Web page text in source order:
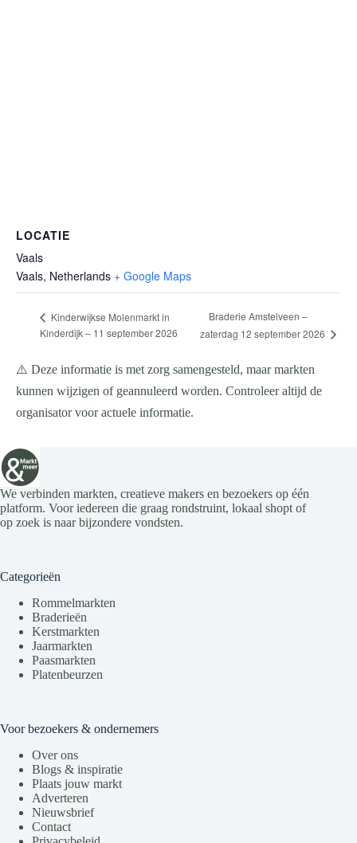
LOCATIE
Vaals
Vaals, Netherlands + Google Maps
Kinderwijkse Molenmarkt in
Kinderdijk – 11 september 2026
Braderie Amstelveen –
zaterdag 12 september 2026
⚠️ Deze informatie is met zorg samengesteld, maar markten
kunnen wijzigen of geannuleerd worden. Controleer altijd de
organisator voor actuele informatie.
We verbinden markten, creatieve makers en bezoekers op één
platform. Voor iedereen die graag rondstruint, lokaal shopt of
op zoek is naar bijzondere vondsten.
Categorieën
Rommelmarkten
Braderieën
Kerstmarkten
Jaarmarkten
Paasmarkten
Platenbeurzen
Voor bezoekers & ondernemers
Over ons
Blogs & inspiratie
Plaats jouw markt
Adverteren
Nieuwsbrief
Contact